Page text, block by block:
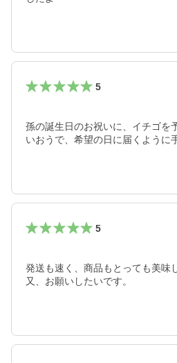
5
孫の誕生日のお祝いに、イチゴを
いおうで、希望の日に届くように
5
発送も速く、商品もとっても美味
又、お願いしたいです。